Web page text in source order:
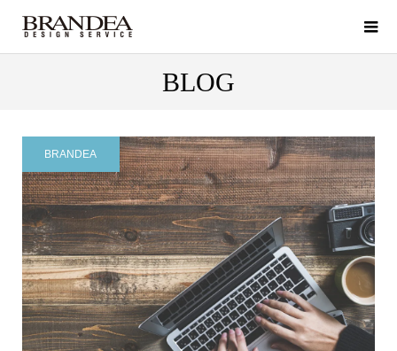
BLOG
BRANDEA